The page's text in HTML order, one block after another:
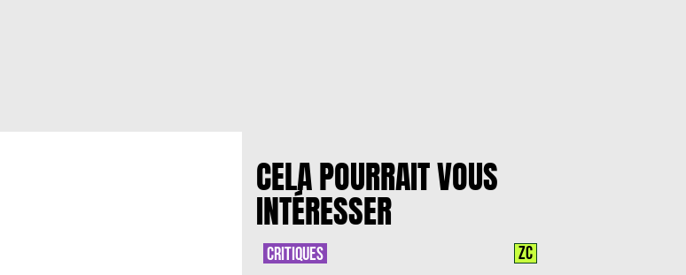
CELA POURRAIT VOUS
INTÉRESSER
CRITIQUES ZC